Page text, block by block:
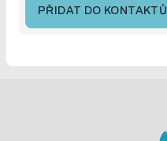
PŘIDAT DO KONTAKTŮ